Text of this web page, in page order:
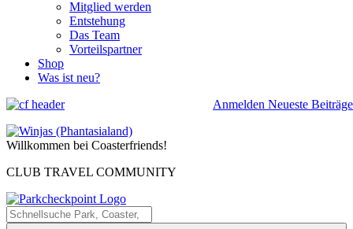
Mitglied werden
Entstehung
Das Team
Vorteilspartner
Shop
Was ist neu?
Anmelden Neueste Beiträge
Willkommen bei Coasterfriends!
CLUB TRAVEL COMMUNITY